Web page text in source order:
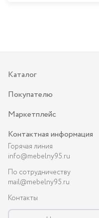
Каталог
Покупателю
Маркетплейс
Контактная информация
Горячая линия
info@mebelny95.ru
По сотрудничеству
mail@mebelny95.ru
Контакты